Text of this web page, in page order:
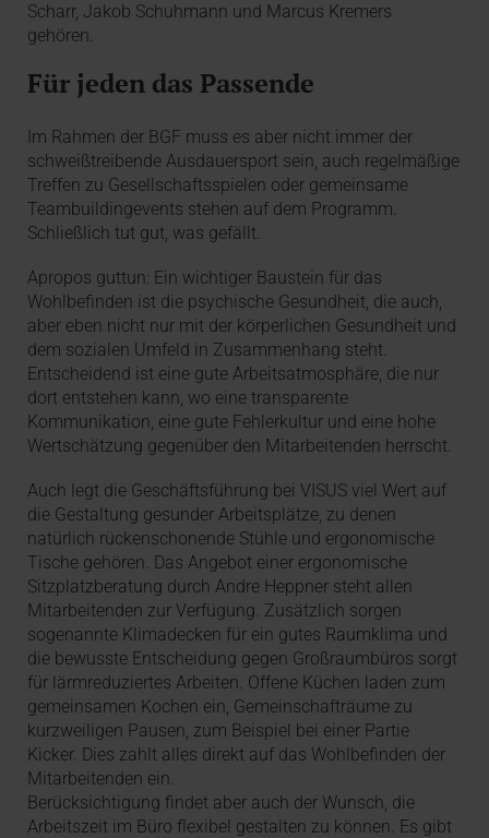
Scharr, Jakob Schuhmann und Marcus Kremers
gehören.
Für jeden das Passende
Im Rahmen der BGF muss es aber nicht immer der
schweißtreibende Ausdauersport sein, auch regelmäßige
Treffen zu Gesellschaftsspielen oder gemeinsame
Teambuildingevents stehen auf dem Programm.
Schließlich tut gut, was gefällt.
Apropos guttun: Ein wichtiger Baustein für das
Wohlbefinden ist die psychische Gesundheit, die auch,
aber eben nicht nur mit der körperlichen Gesundheit und
dem sozialen Umfeld in Zusammenhang steht.
Entscheidend ist eine gute Arbeitsatmosphäre, die nur
dort entstehen kann, wo eine transparente
Kommunikation, eine gute Fehlerkultur und eine hohe
Wertschätzung gegenüber den Mitarbeitenden herrscht.
Auch legt die Geschäftsführung bei VISUS viel Wert auf
die Gestaltung gesunder Arbeitsplätze, zu denen
natürlich rückenschonende Stühle und ergonomische
Tische gehören. Das Angebot einer ergonomische
Sitzplatzberatung durch Andre Heppner steht allen
Mitarbeitenden zur Verfügung. Zusätzlich sorgen
sogenannte Klimadecken für ein gutes Raumklima und
die bewusste Entscheidung gegen Großraumbüros sorgt
für lärmreduziertes Arbeiten. Offene Küchen laden zum
gemeinsamen Kochen ein, Gemeinschafträume zu
kurzweiligen Pausen, zum Beispiel bei einer Partie
Kicker. Dies zahlt alles direkt auf das Wohlbefinden der
Mitarbeitenden ein.
Berücksichtigung findet aber auch der Wunsch, die
Arbeitszeit im Büro flexibel gestalten zu können. Es gibt